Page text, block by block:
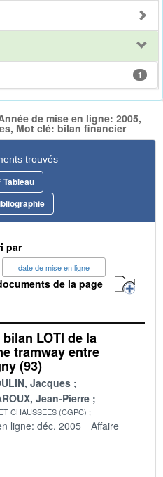
1
de mise en ligne: 2005,
Mot clé: bilan financier
trouvés
par
date de mise en ligne
de la page
LOTI de la
tramway entre
(93)
Jacques
Jean-Pierre
CHAUSSEES (CGPC)
ligne: déc. 2005
Affaire